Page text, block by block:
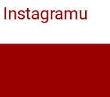
Instagramu